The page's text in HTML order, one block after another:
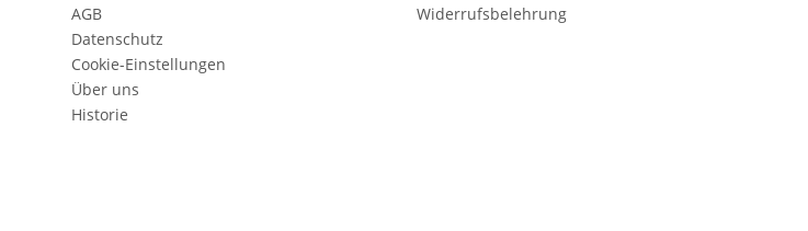
AGB
Datenschutz
Cookie-Einstellungen
Über uns
Historie
Widerrufsbelehrung